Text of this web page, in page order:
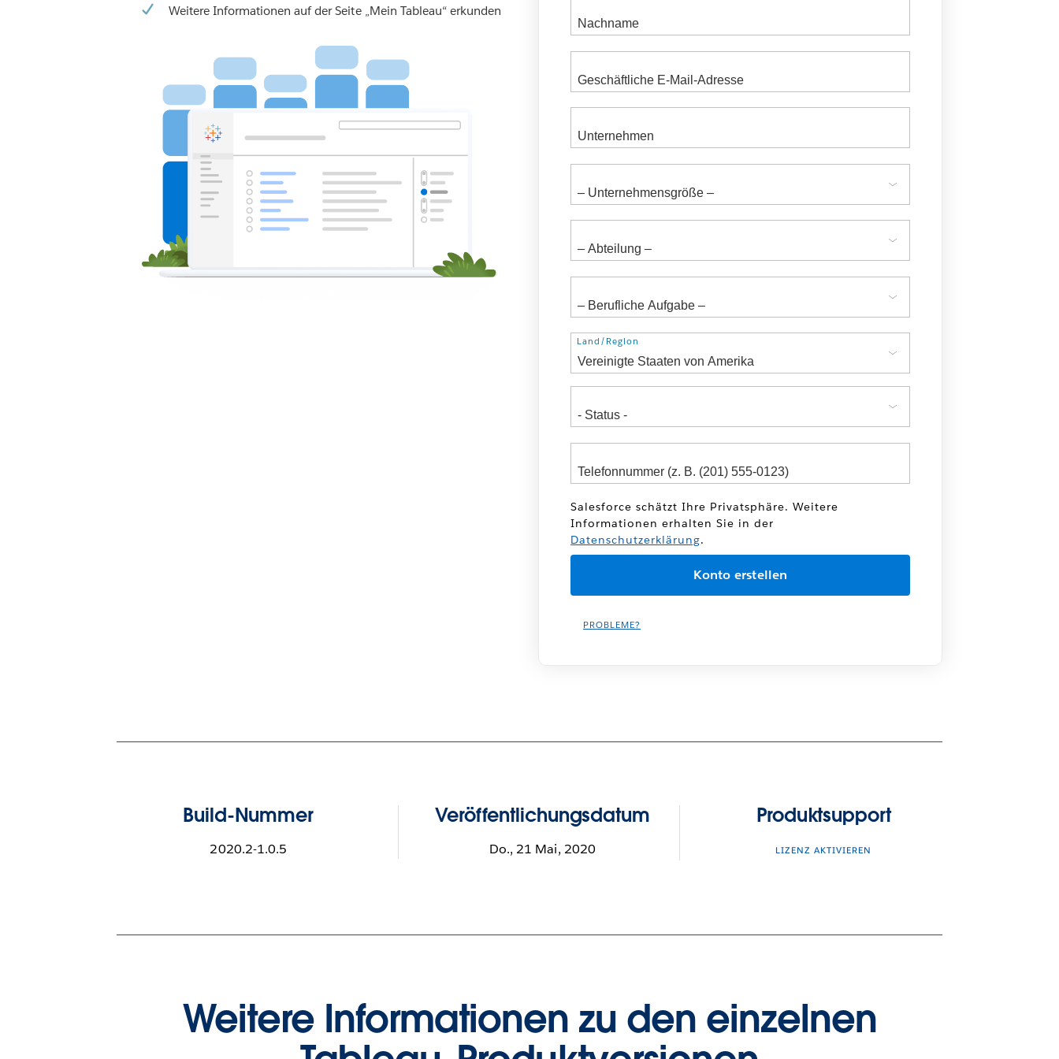
Weitere Informationen auf der Seite „Mein Tableau“ erkunden
Adresse
Land/Region
Salesforce schätzt Ihre Privatsphäre. Weitere
Informationen erhalten Sie in der
Datenschutzerklärung.
PROBLEME?
Build-Nummer
2020.2-1.0.5
Veröffentlichungsdatum
Do., 21 Mai, 2020
Produktsupport
LIZENZ AKTIVIEREN
Weitere Informationen zu den einzelnen